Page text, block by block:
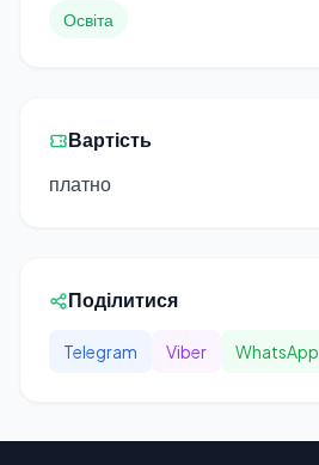
Освіта
Вартість
платно
Поділитися
Telegram Viber WhatsApp